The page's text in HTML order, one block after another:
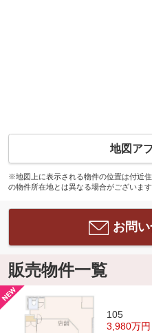
地図ア
※地図上に表示される物件の位置は付近
の物件所在地とは異なる場合がございます
お問
販売物件一覧
105
3,980万円